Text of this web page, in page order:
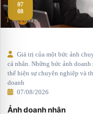
07
08
Giá trị của một bức ảnh
cá nhân. Những bức ảnh
thể hiện sự chuyên nghiệp và
doanh
07/08/2026
Ảnh doanh nhân